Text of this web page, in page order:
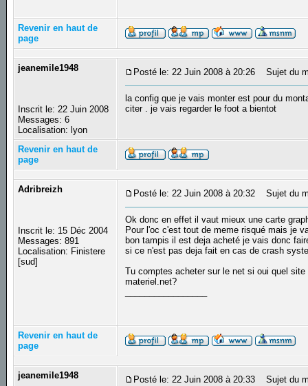
Revenir en haut de
page
jeanemile1948
Inscrit le: 22 Juin 2008
Messages: 6
Localisation: lyon
Posté le: 22 Juin 2008 à 20:26 Sujet du
la config que je vais monter est pour du
citer . je vais regarder le foot a bientot
Revenir en haut de
page
Adribreizh
Inscrit le: 15 Déc 2004
Messages: 891
Localisation: Finistere
[sud]
Posté le: 22 Juin 2008 à 20:32 Sujet du
Ok donc en effet il vaut mieux une carte
Pour l'oc c'est tout de meme risqué mais je
bon tampis il est deja acheté je vais donc
si ce n'est pas deja fait en cas de crash
Tu comptes acheter sur le net si oui quel
materiel.net?
Revenir en haut de
page
jeanemile1948 Posté le: 22 Juin 2008 à 20:33 Sujet du